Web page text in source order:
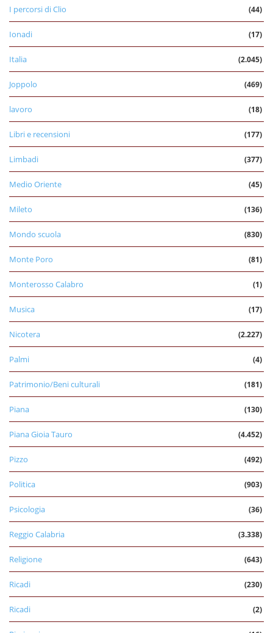
I percorsi di Clio (44)
Ionadi (17)
Italia (2.045)
Joppolo (469)
lavoro (18)
Libri e recensioni (177)
Limbadi (377)
Medio Oriente (45)
Mileto (136)
Mondo scuola (830)
Monte Poro (81)
Monterosso Calabro (1)
Musica (17)
Nicotera (2.227)
Palmi (4)
Patrimonio/Beni culturali (181)
Piana (130)
Piana Gioia Tauro (4.452)
Pizzo (492)
Politica (903)
Psicologia (36)
Reggio Calabria (3.338)
Religione (643)
Ricadi (230)
Ricadi (2)